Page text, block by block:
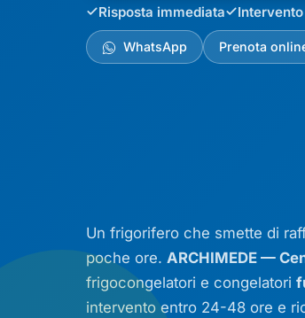
Risposta immediata
WhatsApp Prenota
Un frigorifero che smette di
poche ore. ARCHIMEDE —
frigocongelatori e congelatori
intervento entro 24-48 ore e